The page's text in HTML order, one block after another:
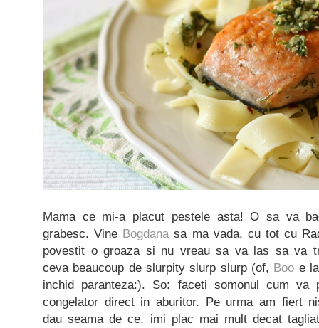
Mama ce mi-a placut pestele asta! O sa va
grabesc. Vine Bogdanasa ma vada, cu tot cu
povestit o groaza si nu vreau sa va las sa va
ceva beaucoup de slurpity slurp slurp (of, Boo e
inchid paranteza:). So: faceti somonul cum
congelator direct in aburitor. Pe urma am fiert
dau seama de ce, imi plac mai mult decat